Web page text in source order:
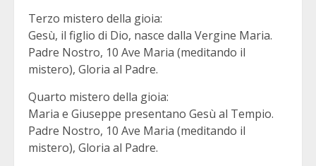
Terzo mistero della gioia:
Gesù, il figlio di Dio, nasce dalla Vergine Maria.
Padre Nostro, 10 Ave Maria (meditando il
mistero), Gloria al Padre.
Quarto mistero della gioia:
Maria e Giuseppe presentano Gesù al Tempio.
Padre Nostro, 10 Ave Maria (meditando il
mistero), Gloria al Padre.